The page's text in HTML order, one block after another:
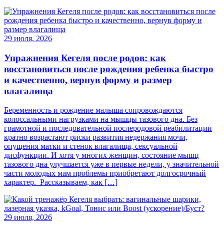
29 июля, 2026
Упражнения Кегеля после родов: как
восстановиться после рождения ребенка быстро
и качественно, вернув форму и размер
влагалища
Беременность и рождение малыша сопровождаются
колоссальными нагрузками на мышцы тазового дна. Без
грамотной и последовательной послеродовой реабилитации
кратно возрастают риски развития недержания мочи,
опущения матки и стенок влагалища, сексуальной
дисфункции. И хотя у многих женщин, состояние мышц
тазового дна улучшается уже в первые недели, у значительной
части молодых мам проблемы приобретают долгосрочный
характер. Рассказываем, как […]
29 июля, 2026